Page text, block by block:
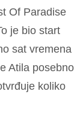
Of Paradise
je bio start
sat vremena
Atila posebno
koliko